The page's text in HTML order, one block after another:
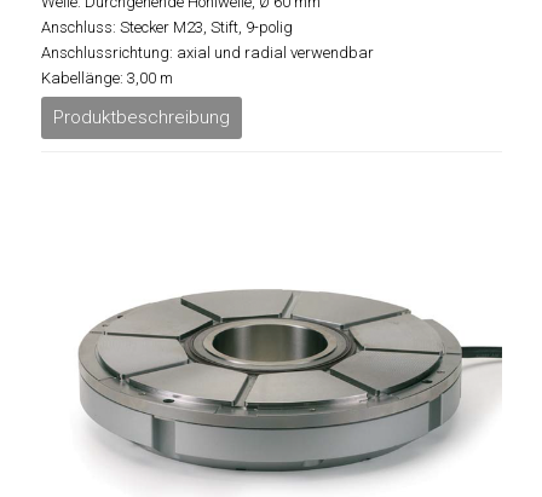
Anschluss: Stecker M23, Stift, 9-polig
Anschlussrichtung: axial und radial verwendbar
Kabellänge: 3,00 m
Produktbeschreibung